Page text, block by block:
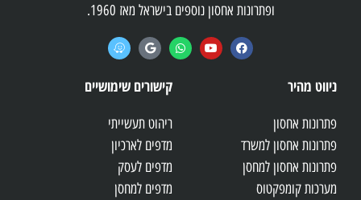
ופתרונות אחסון נוספים בישראל מאז 1960.
ניווט מהיר
פתרונות אחסון
פתרונות אחסון למשרד
פתרונות אחסון למחסן
מערכות קומפקטוס
קישורים שימושיים
ריהוט תעשייתי
מדפים לארכיון
מדפים לעסק
מדפים למחסן